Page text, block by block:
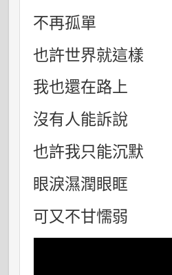
不再孤單
也許世界就這樣
我也還在路上
沒有人能訴說
也許我只能沉默
眼淚濕潤眼眶
可又不甘懦弱